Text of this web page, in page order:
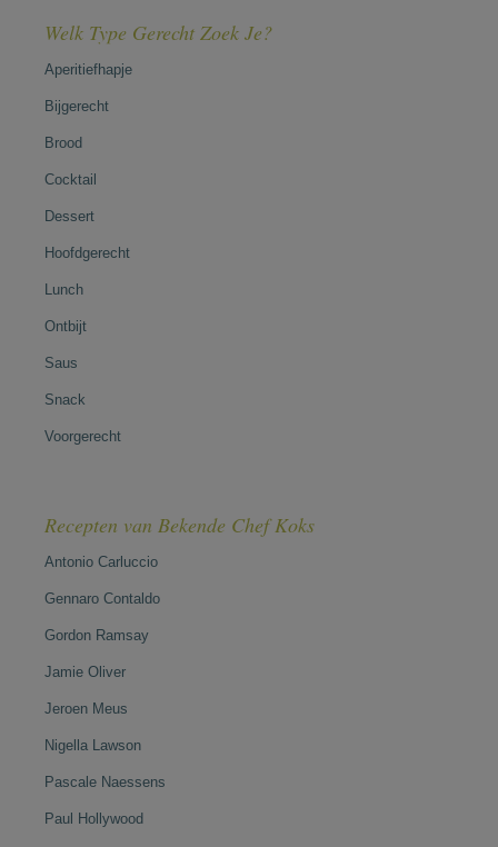
Welk Type Gerecht Zoek Je?
Aperitiefhapje
Bijgerecht
Brood
Cocktail
Dessert
Hoofdgerecht
Lunch
Ontbijt
Saus
Snack
Voorgerecht
Recepten van Bekende Chef Koks
Antonio Carluccio
Gennaro Contaldo
Gordon Ramsay
Jamie Oliver
Jeroen Meus
Nigella Lawson
Pascale Naessens
Paul Hollywood